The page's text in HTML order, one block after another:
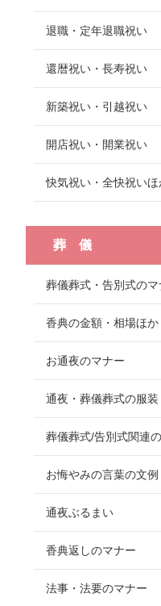
退職・定年退職祝い
還暦祝い・長寿祝い
新築祝い・引越祝い
開店祝い・開業祝い
快気祝い・全快祝いほ
葬 儀
葬儀葬式・告別式のマ
香典の金額・相場ほか
お通夜のマナー
通夜・葬儀葬式の服装
葬儀葬式/告別式関連
お悔やみの言葉の文例
通夜ぶるまい
香典返しのマナー
法事・法要のマナー